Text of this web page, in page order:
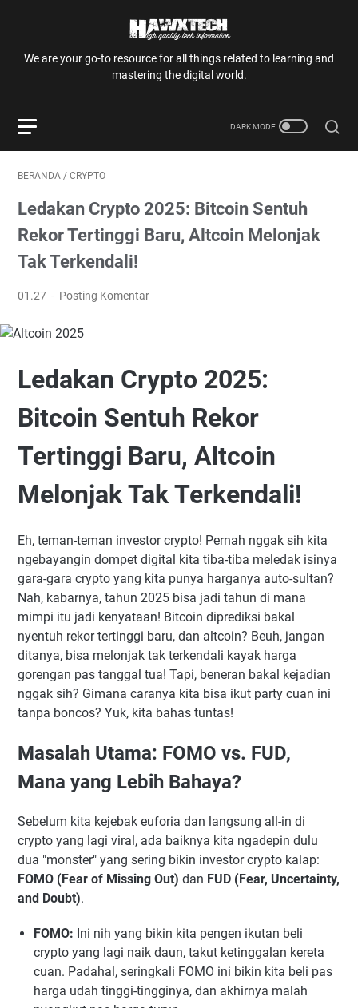
We are your go-to resource for all things related to learning and
mastering the digital world.
BERANDA / CRYPTO
Ledakan Crypto 2025: Bitcoin Sentuh
Rekor Tertinggi Baru, Altcoin Melonjak
Tak Terkendali!
01.27 Posting Komentar
Ledakan Crypto 2025:
Bitcoin Sentuh Rekor
Tertinggi Baru, Altcoin
Melonjak Tak Terkendali!
Eh, teman-teman investor crypto! Pernah nggak sih kita
ngebayangin dompet digital kita tiba-tiba meledak isinya
gara-gara crypto yang kita punya harganya auto-sultan?
Nah, kabarnya, tahun 2025 bisa jadi tahun di mana
mimpi itu jadi kenyataan! Bitcoin diprediksi bakal
nyentuh rekor tertinggi baru, dan altcoin? Beuh, jangan
ditanya, bisa melonjak tak terkendali kayak harga
gorengan pas tanggal tua! Tapi, beneran bakal kejadian
nggak sih? Gimana caranya kita bisa ikut party cuan ini
tanpa boncos? Yuk, kita bahas tuntas!
Masalah Utama: FOMO vs. FUD,
Mana yang Lebih Bahaya?
Sebelum kita kejebak euforia dan langsung all-in di
crypto yang lagi viral, ada baiknya kita ngadepin dulu
dua "monster" yang sering bikin investor crypto kalap:
FOMO (Fear of Missing Out) dan FUD (Fear, Uncertainty,
and Doubt).
FOMO: Ini nih yang bikin kita pengen ikutan beli
crypto yang lagi naik daun, takut ketinggalan kereta
cuan. Padahal, seringkali FOMO ini bikin kita beli pas
harga udah tinggi-tingginya, dan akhirnya malah